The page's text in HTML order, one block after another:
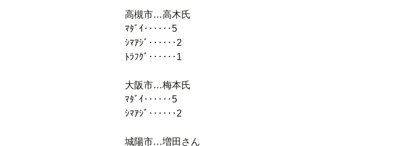
高槻市…高木氏
ﾏﾀﾞｲ‥‥‥5
ｼﾏｱｼﾞ‥‥‥2
ﾄﾗﾌｸﾞ‥‥‥1
大阪市…梅本氏
ﾏﾀﾞｲ‥‥‥5
ｼﾏｱｼﾞ‥‥‥2
城陽市…増田さん